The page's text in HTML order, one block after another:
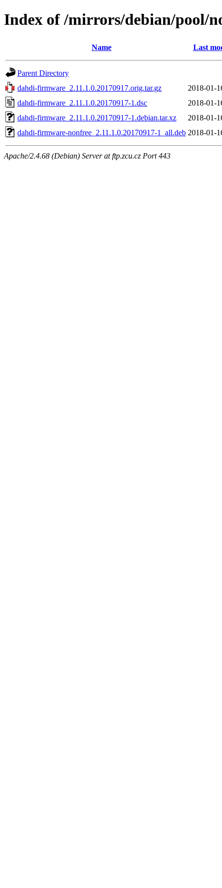
Index of /mirrors/debian/pool/
Name Last
Parent Directory
dahdi-firmware_2.11.1.0.20170917.orig.tar.gz
2018-01-
dahdi-firmware_2.11.1.0.20170917-1.dsc
2018-01-
dahdi-firmware_2.11.1.0.20170917-1.debian.tar.xz
2018-01-
dahdi-firmware-nonfree_2.11.1.0.20170917-1_all.deb 2018-01-
Apache/2.4.68 (Debian) Server at ftp.zcu.cz Port 443